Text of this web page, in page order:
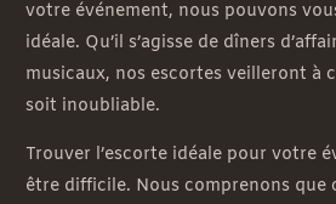
votre événement, nous pouvons
idéale. Qu’il s’agisse de dîners
musicaux, nos escortes veilleront à
soit inoubliable.
Trouver l’escorte idéale pour votre
être difficile. Nous comprenons que